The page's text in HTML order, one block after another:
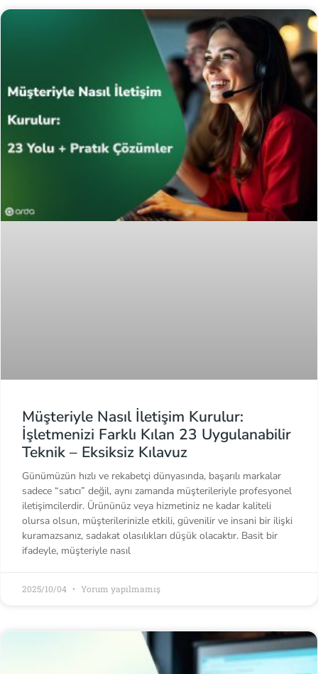
Müşteriyle Nasıl İletişim Kurulur:
İşletmenizi Farklı Kılan 23 Uygulanabilir
Teknik – Eksiksiz Kılavuz
Günümüzün hızlı ve rekabetçi dünyasında, başarılı markalar
sadece “satıcı” değil, aynı zamanda müşterileriyle profesyonel
iletişimcilerdir. Ürününüz veya hizmetiniz ne kadar kaliteli
olursa olsun, müşterilerinizle etkili, güvenilir ve insani bir ilişki
kuramazsanız, sadakat olasılıkları düşük olacaktır. Basit bir
ifadeyle, müşteriyle nasıl
2025/10/04 Yorum yapılmamış